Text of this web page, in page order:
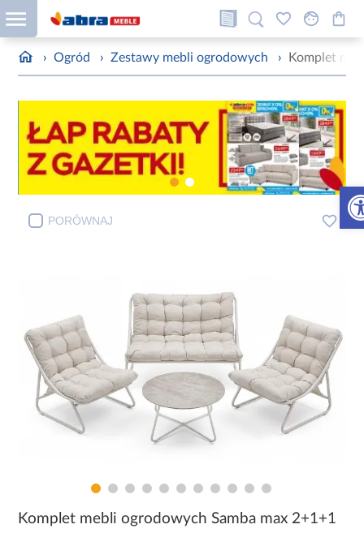
› Ogród › Zestawy mebli ogrodowych › Komplet
PORÓWNAJ
Komplet mebli ogrodowych Samba max 2+1+1